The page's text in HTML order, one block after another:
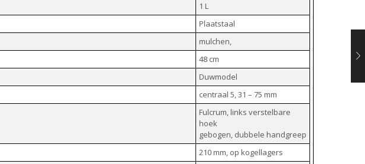
1 L
Plaatstaal
mulchen,
48 cm
Duwmodel
centraal 5, 31 – 75 mm
Fulcrum, links verstelbare
hoek
gebogen, dubbele handgreep
210 mm, op kogellagers